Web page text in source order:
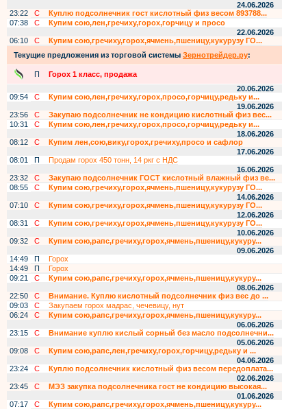
24.06.2026
23:22
С Куплю подсолнечник гост кислотный физ весом 893788...
07:38
С Купим сою,лен,гречиху,горох,горчицу и просо
22.06.2026
06:10
С Купим сою,гречиху,горох,ячмень,пшеницу,кукурузу ГО...
Текущие предложения из торговой системы Зернотрейдер.ру:
П Горох 1 класс, продажа
20.06.2026
09:54
С Купим сою,лен,гречиху,горох,просо,горчицу,редьку и...
19.06.2026
23:56
С Закупаю подсолнечник не кондицию кислотный физ вес...
10:31
С Купим сою,лен,гречиху,горох,просо,горчицу,редьку и...
18.06.2026
08:12
С Купим лен,сою,вику,горох,гречиху,просо и сафлор
17.06.2026
08:01
П Продам горох 450 тонн, 14 ркг с НДС
16.06.2026
23:32
С Закупаю подсолнечник ГОСТ кислотный влажный физ ве...
08:55
С Купим сою,гречиху,горох,ячмень,пшеницу,кукурузу ГО...
14.06.2026
07:10
С Купим сою,гречиху,горох,ячмень,пшеницу,кукурузу ГО...
12.06.2026
08:31
С Купим сою,гречиху,горох,ячмень,пшеницу,кукурузу ГО...
10.06.2026
09:32
С Купим сою,рапс,гречиху,горох,ячмень,пшеницу,кукуру...
09.06.2026
14:49
П Горох
14:49
П Горох
09:21
С Купим сою,рапс,гречиху,горох,ячмень,пшеницу,кукуру...
08.06.2026
22:50
С Внимание. Куплю кислотный подсолнечник физ вес до ...
09:03
С Закупаем горох мадрас, чечевицу, нут
06:24
С Купим сою,рапс,гречиху,горох,ячмень,пшеницу,кукуру...
06.06.2026
23:15
С Внимание куплю кислый сорный без масло подсолнечни...
05.06.2026
09:08
С Купим сою,рапс,лен,гречиху,горох,горчицу,редьку и ...
04.06.2026
23:24
С Куплю подсолнечник кислотный физ весом передоплата...
02.06.2026
23:45
С МЭЗ закупка подсолнечника гост не кондицию высокая...
01.06.2026
07:17
С Купим сою,рапс,гречиху,горох,ячмень,пшеницу,кукуру...